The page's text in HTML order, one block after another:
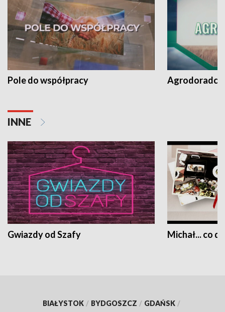
Pole do współpracy Agrodoradcy
INNE
Gwiazdy od Szafy Michał... co
BIAŁYSTOK / BYDGOSZCZ / GDAŃSK /